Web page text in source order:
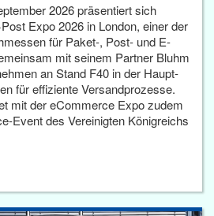
2026 präsentiert sich
Expo 2026 in London, einer der
für Paket-, Post- und E-
mit seinem Partner Bluhm
an Stand F40 in der Haupt­
für effiziente Versandprozesse.
mit der eCommerce Expo zudem
Event des Vereinigten Königreichs